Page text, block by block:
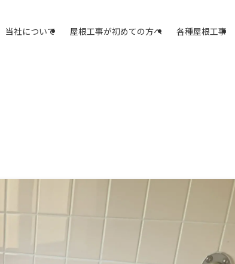
当社について 屋根工事が初めての方へ 各種屋根工事